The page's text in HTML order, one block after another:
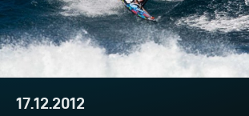
17.12.2012